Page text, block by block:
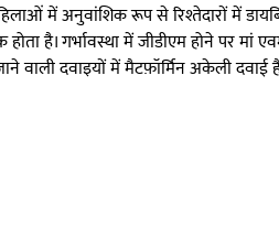
में अनुवांशिक रूप से रिश्तेदारों में
है। गर्भावस्था में जीडीएम होने पर
वाली दवाइयों में मैटफ़ॉर्मिन अकेली दवाई